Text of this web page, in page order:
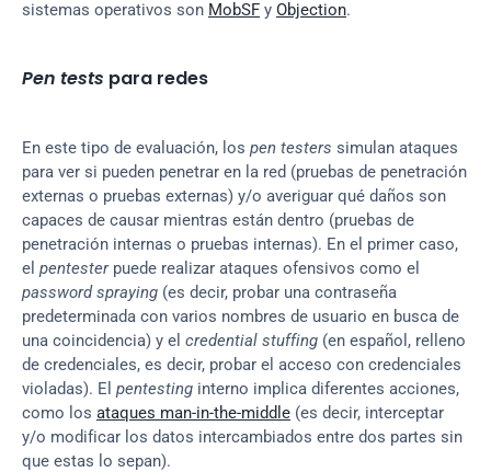
sistemas operativos son MobSF y Objection.
Pen tests para redes
En este tipo de evaluación, los pen testers simulan ataques
para ver si pueden penetrar en la red (pruebas de penetración
externas o pruebas externas) y/o averiguar qué daños son
capaces de causar mientras están dentro (pruebas de
penetración internas o pruebas internas). En el primer caso,
el pentester
password spraying (es decir, probar una contraseña
predeterminada con varios nombres de usuario en busca de
una coincidencia) y el credential stuffing (en español, relleno
de credenciales, es decir, probar el acceso con credenciales
violadas). El pentesting interno implica diferentes acciones,
como los ataques man-in-the-middle (es decir, interceptar
y/o modificar los datos intercambiados entre dos partes sin
que estas lo sepan).